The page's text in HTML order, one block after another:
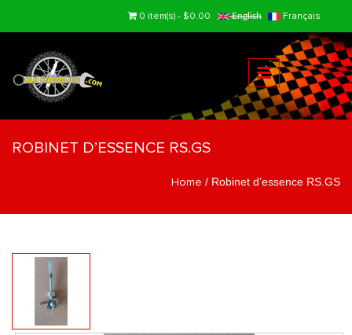
0 item(s) - $0.00 English Français
ROBINET D’ESSENCE RS.GS
Home / Robinet d’essence RS.GS